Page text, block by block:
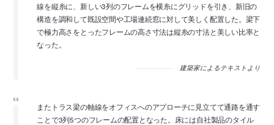
線を縦糸に、新しい3列のフレームを横糸にグリッドを引き、新旧の
構造を調和して既設空間や工場連続窓に対して美しく配置した。梁下
で極力高さをとったフレームの高さ寸法は縦糸の寸法と美しい比率と
なった。
建築家によるテキストより
またトラス梁の軸線をオフィスへのアプローチに見立てて通路を通す
ことで3列5つのフレームの配置となった。床には自社製品のタイル